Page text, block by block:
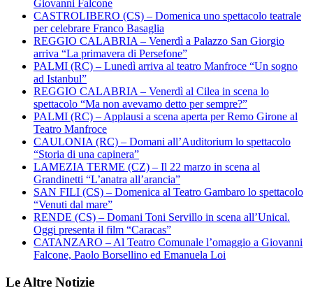
Giovanni Falcone
CASTROLIBERO (CS) – Domenica uno spettacolo teatrale
per celebrare Franco Basaglia
REGGIO CALABRIA – Venerdì a Palazzo San Giorgio
arriva “La primavera di Persefone”
PALMI (RC) – Lunedì arriva al teatro Manfroce “Un sogno
ad Istanbul”
REGGIO CALABRIA – Venerdì al Cilea in scena lo
spettacolo “Ma non avevamo detto per sempre?”
PALMI (RC) – Applausi a scena aperta per Remo Girone al
Teatro Manfroce
CAULONIA (RC) – Domani all’Auditorium lo spettacolo
“Storia di una capinera”
LAMEZIA TERME (CZ) – Il 22 marzo in scena al
Grandinetti “L’anatra all’arancia”
SAN FILI (CS) – Domenica al Teatro Gambaro lo spettacolo
“Venuti dal mare”
RENDE (CS) – Domani Toni Servillo in scena all’Unical.
Oggi presenta il film “Caracas”
CATANZARO – Al Teatro Comunale l’omaggio a Giovanni
Falcone, Paolo Borsellino ed Emanuela Loi
Le Altre Notizie